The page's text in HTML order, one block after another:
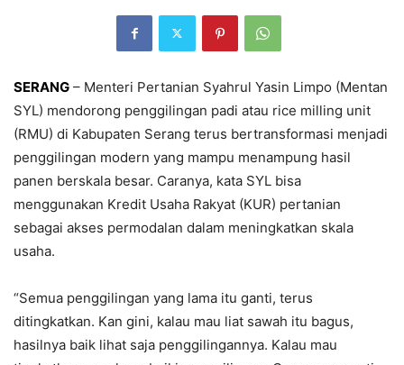
SERANG – Menteri Pertanian Syahrul Yasin Limpo (Mentan
SYL) mendorong penggilingan padi atau rice milling unit
(RMU) di Kabupaten Serang terus bertransformasi menjadi
penggilingan modern yang mampu menampung hasil
panen berskala besar. Caranya, kata SYL bisa
menggunakan Kredit Usaha Rakyat (KUR) pertanian
sebagai akses permodalan dalam meningkatkan skala
usaha.
“Semua penggilingan yang lama itu ganti, terus
ditingkatkan. Kan gini, kalau mau liat sawah itu bagus,
hasilnya baik lihat saja penggilingannya. Kalau mau